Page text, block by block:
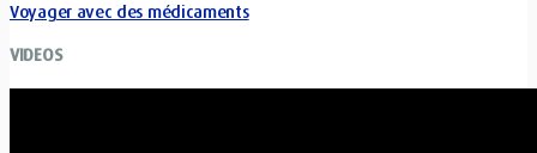
Voyager avec des médicaments
VIDEOS